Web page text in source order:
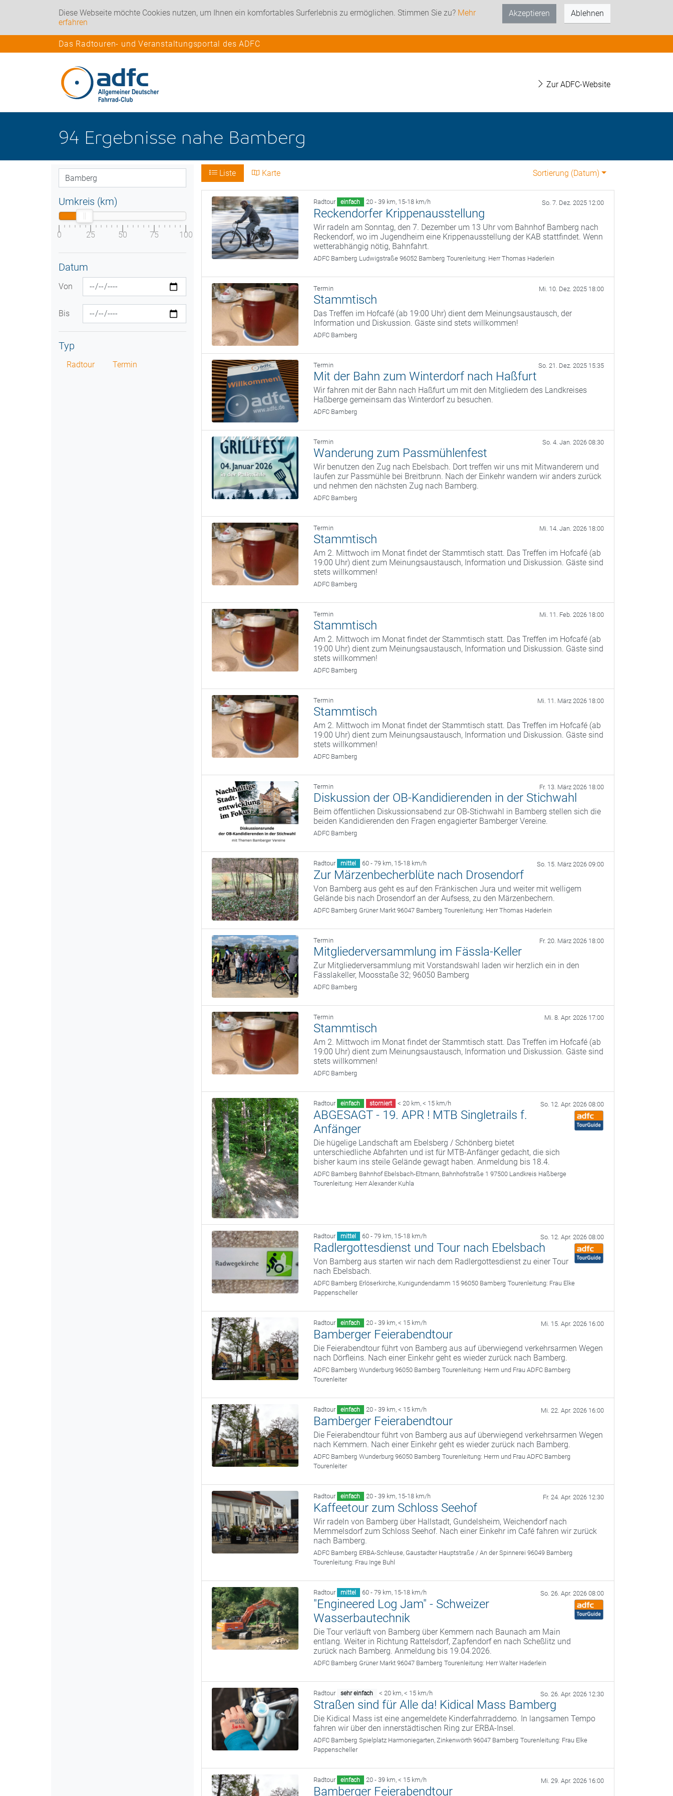
Diese Webseite möchte Cookies nutzen, um Ihnen ein komfortables Surferlebnis zu ermöglichen. Stimmen Sie zu? Mehr
erfahren
Akzeptieren Ablehnen
Das Radtouren- und Veranstaltungsportal des ADFC
Zur ADFC-Website
94 Ergebnisse nahe Bamberg
Umkreis (km)
0 25 50 75 100
Datum
Von
Bis
Typ
Radtour Termin
Liste Karte Sortierung (Datum)
Radtour einfach 20 - 39 km, 15-18 km/h So. 7. Dez. 2025 12:00
Reckendorfer Krippenausstellung
Wir radeln am Sonntag, den 7. Dezember um 13 Uhr vom Bahnhof Bamberg nach
Reckendorf, wo im Jugendheim eine Krippenausstellung der KAB stattfindet. Wenn
wetterabhängig nötig, Bahnfahrt.
ADFC Bamberg Ludwigstraße 96052 Bamberg Tourenleitung: Herr Thomas Haderlein
Termin Mi. 10. Dez. 2025 18:00
Stammtisch
Das Treffen im Hofcafé (ab 19:00 Uhr) dient dem Meinungsaustausch, der
Information und Diskussion. Gäste sind stets willkommen!
ADFC Bamberg
Termin So. 21. Dez. 2025 15:35
Mit der Bahn zum Winterdorf nach Haßfurt
Wir fahren mit der Bahn nach Haßfurt um mit den Mitgliedern des Landkreises
Haßberge gemeinsam das Winterdorf zu besuchen.
ADFC Bamberg
Termin So. 4. Jan. 2026 08:30
Wanderung zum Passmühlenfest
Wir benutzen den Zug nach Ebelsbach. Dort treffen wir uns mit Mitwanderern und
laufen zur Passmühle bei Breitbrunn. Nach der Einkehr wandern wir anders zurück
und nehmen den nächsten Zug nach Bamberg.
ADFC Bamberg
Termin Mi. 14. Jan. 2026 18:00
Stammtisch
Am 2. Mittwoch im Monat findet der Stammtisch statt. Das Treffen im Hofcafé (ab
19:00 Uhr) dient zum Meinungsaustausch, Information und Diskussion. Gäste sind
stets willkommen!
ADFC Bamberg
Termin Mi. 11. Feb. 2026 18:00
Stammtisch
Am 2. Mittwoch im Monat findet der Stammtisch statt. Das Treffen im Hofcafé (ab
19:00 Uhr) dient zum Meinungsaustausch, Information und Diskussion. Gäste sind
stets willkommen!
ADFC Bamberg
Termin Mi. 11. März 2026 18:00
Stammtisch
Am 2. Mittwoch im Monat findet der Stammtisch statt. Das Treffen im Hofcafé (ab
19:00 Uhr) dient zum Meinungsaustausch, Information und Diskussion. Gäste sind
stets willkommen!
ADFC Bamberg
Termin Fr. 13. März 2026 18:00
Diskussion der OB-Kandidierenden in der Stichwahl
Beim öffentlichen Diskussionsabend zur OB‑Stichwahl in Bamberg stellen sich die
beiden Kandidierenden den Fragen engagierter Bamberger Vereine.
ADFC Bamberg
Radtour mittel 60 - 79 km, 15-18 km/h So. 15. März 2026 09:00
Zur Märzenbecherblüte nach Drosendorf
Von Bamberg aus geht es auf den Fränkischen Jura und weiter mit welligem
Gelände bis nach Drosendorf an der Aufsess, zu den Märzenbechern.
ADFC Bamberg Grüner Markt 96047 Bamberg Tourenleitung: Herr Thomas Haderlein
Termin Fr. 20. März 2026 18:00
Mitgliederversammlung im Fässla-Keller
Zur Mitgliederversammlung mit Vorstandswahl laden wir herzlich ein in den
Fässlakeller, Moosstaße 32; 96050 Bamberg
ADFC Bamberg
Termin Mi. 8. Apr. 2026 17:00
Stammtisch
Am 2. Mittwoch im Monat findet der Stammtisch statt. Das Treffen im Hofcafé (ab
19:00 Uhr) dient zum Meinungsaustausch, Information und Diskussion. Gäste sind
stets willkommen!
ADFC Bamberg
Radtour einfach storniert < 20 km, < 15 km/h So. 12. Apr. 2026 08:00
ABGESAGT - 19. APR ! MTB Singletrails f.
Anfänger
Die hügelige Landschaft am Ebelsberg / Schönberg bietet
unterschiedliche Abfahrten und ist für MTB-Anfänger gedacht, die sich
bisher kaum ins steile Gelände gewagt haben. Anmeldung bis 18.4.
ADFC Bamberg Bahnhof Ebelsbach-Eltmann, Bahnhofstraße 1 97500 Landkreis Haßberge
Tourenleitung: Herr Alexander Kuhla
Radtour mittel 60 - 79 km, 15-18 km/h So. 12. Apr. 2026 08:00
Radlergottesdienst und Tour nach Ebelsbach
Von Bamberg aus starten wir nach dem Radlergottesdienst zu einer Tour
nach Ebelsbach.
ADFC Bamberg Erlöserkirche, Kunigundendamm 15 96050 Bamberg Tourenleitung: Frau Elke
Pappenscheller
Radtour einfach 20 - 39 km, < 15 km/h Mi. 15. Apr. 2026 16:00
Bamberger Feierabendtour
Die Feierabendtour führt von Bamberg aus auf überwiegend verkehrsarmen Wegen
nach Dörfleins. Nach einer Einkehr geht es wieder zurück nach Bamberg.
ADFC Bamberg Wunderburg 96050 Bamberg Tourenleitung: Herrn und Frau ADFC Bamberg
Tourenleiter
Radtour einfach 20 - 39 km, < 15 km/h Mi. 22. Apr. 2026 16:00
Bamberger Feierabendtour
Die Feierabendtour führt von Bamberg aus auf überwiegend verkehrsarmen Wegen
nach Kemmern. Nach einer Einkehr geht es wieder zurück nach Bamberg.
ADFC Bamberg Wunderburg 96050 Bamberg Tourenleitung: Herrn und Frau ADFC Bamberg
Tourenleiter
Radtour einfach 20 - 39 km, 15-18 km/h Fr. 24. Apr. 2026 12:30
Kaffeetour zum Schloss Seehof
Wir radeln von Bamberg über Hallstadt, Gundelsheim, Weichendorf nach
Memmelsdorf zum Schloss Seehof. Nach einer Einkehr im Café fahren wir zurück
nach Bamberg.
ADFC Bamberg ERBA-Schleuse, Gaustadter Hauptstraße / An der Spinnerei 96049 Bamberg
Tourenleitung: Frau Inge Buhl
Radtour mittel 60 - 79 km, 15-18 km/h So. 26. Apr. 2026 08:00
"Engineered Log Jam" - Schweizer
Wasserbautechnik
Die Tour verläuft von Bamberg über Kemmern nach Baunach am Main
entlang. Weiter in Richtung Rattelsdorf, Zapfendorf en nach Scheßlitz und
zurück nach Bamberg. Anmeldung bis 19.04.2026.
ADFC Bamberg Grüner Markt 96047 Bamberg Tourenleitung: Herr Walter Haderlein
Radtour sehr einfach < 20 km, < 15 km/h So. 26. Apr. 2026 12:30
Straßen sind für Alle da! Kidical Mass Bamberg
Die Kidical Mass ist eine angemeldete Kinderfahrraddemo. In langsamen Tempo
fahren wir über den innerstädtischen Ring zur ERBA-Insel.
ADFC Bamberg Spielplatz Harmoniegarten, Zinkenwörth 96047 Bamberg Tourenleitung: Frau Elke
Pappenscheller
Radtour einfach 20 - 39 km, < 15 km/h Mi. 29. Apr. 2026 16:00
Bamberger Feierabendtour